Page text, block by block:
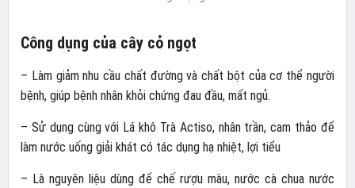
Công dụng của cây cỏ ngọt
– Làm giảm nhu cầu chất đường và chất bột của cơ thể người
bệnh, giúp bệnh nhân khỏi chứng đau đầu, mất ngủ.
– Sử dụng cùng với Lá khô Trà Actiso, nhân trần, cam thảo để
làm nước uống giải khát có tác dụng hạ nhiệt, lợi tiểu
– Là nguyên liệu dùng để chế rượu màu, nước cà chua nước